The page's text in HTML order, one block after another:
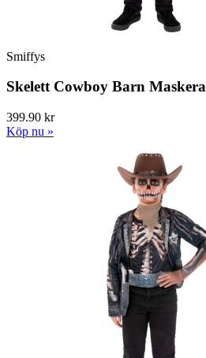
Smiffys
Skelett Cowboy Barn
399.90 kr
Köp nu »